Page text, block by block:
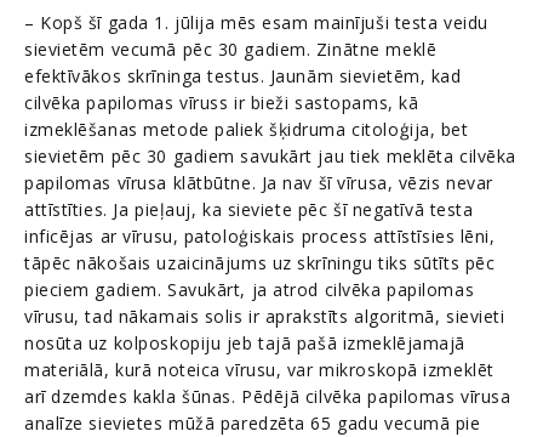
– Kopš šī gada 1. jūlija mēs esam mainījuši testa veidu
sievietēm vecumā pēc 30 gadiem. Zinātne meklē
efektīvākos skrīninga testus. Jaunām sievietēm, kad
cilvēka papilomas vīruss ir bieži sastopams, kā
izmeklēšanas metode paliek šķidruma citoloģija, bet
sievietēm pēc 30 gadiem savukārt jau tiek meklēta cilvēka
papilomas vīrusa klātbūtne. Ja nav šī vīrusa, vēzis nevar
attīstīties. Ja pieļauj, ka sieviete pēc šī negatīvā testa
inficējas ar vīrusu, patoloģiskais process attīstīsies lēni,
tāpēc nākošais uzaicinājums uz skrīningu tiks sūtīts pēc
pieciem gadiem. Savukārt, ja atrod cilvēka papilomas
vīrusu, tad nākamais solis ir aprakstīts algoritmā, sievieti
nosūta uz kolposkopiju jeb tajā pašā izmeklējamajā
materiālā, kurā noteica vīrusu, var mikroskopā izmeklēt
arī dzemdes kakla šūnas. Pēdējā cilvēka papilomas vīrusa
analīze sievietes mūžā paredzēta 65 gadu vecumā pie